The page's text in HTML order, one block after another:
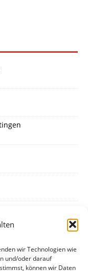
wir Technologien wie
und/oder darauf
können wir Daten